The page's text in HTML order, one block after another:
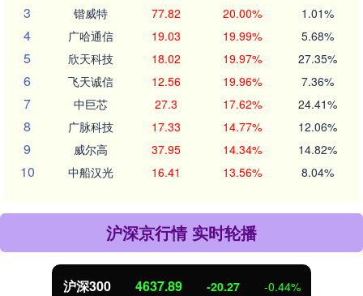
3 锴威特 77.82 20.00% 1.01%
4 广哈通信 19.03 19.99% 5.68%
5 欣天科技 18.02 19.97% 27.35%
6 飞天诚信 12.56 19.96% 7.36%
7 中巨芯 27.3 17.62% 24.41%
8 广脉科技 17.33 14.77% 12.06%
9 威尔高 37.95 14.34% 14.82%
10 中船汉光 16.41 13.56% 8.04%
沪深京行情 实时轮播
北证50 1115.17 -4.29 -0.38%